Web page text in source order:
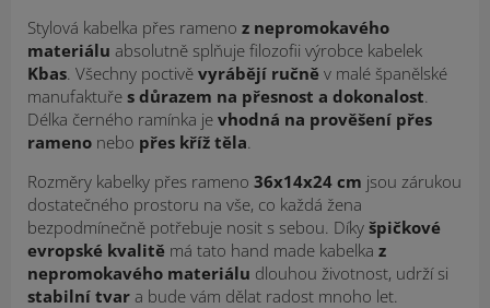
Stylová kabelka přes rameno z nepromokavého
materiálu absolutně splňuje filozofii výrobce kabelek
Kbas. Všechny poctivě vyrábějí ručně v malé španělské
manufaktuře s důrazem na přesnost a dokonalost.
Délka černého ramínka je vhodná na prověšení přes
rameno nebo přes kříž těla.
Rozměry kabelky přes rameno 36x14x24 cm jsou zárukou
dostatečného prostoru na vše, co každá žena
bezpodmínečně potřebuje nosit s sebou. Díky špičkové
evropské kvalitě má tato hand made kabelka z
nepromokavého materiálu dlouhou životnost, udrží si
stabilní tvar a bude vám dělat radost mnoho let.